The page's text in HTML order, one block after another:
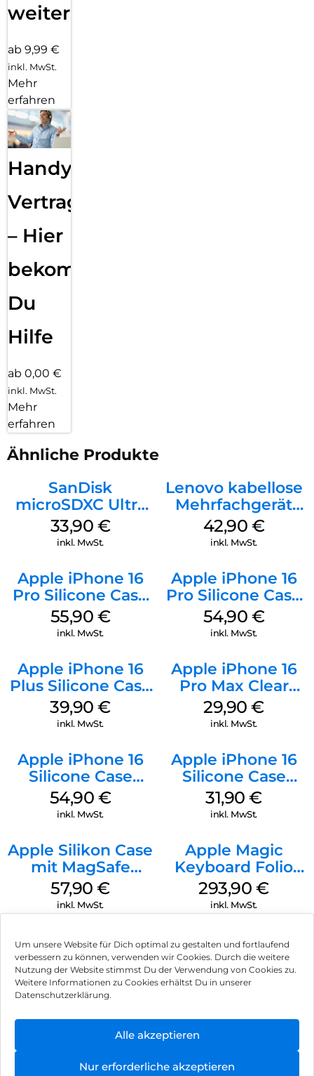
Um unsere Website für Dich optimal zu gestalten und fortlaufend
verbessern zu können, verwenden wir Cookies. Durch die weitere
Nutzung der Website stimmst Du der Verwendung von Cookies zu.
Weitere Informationen zu Cookies erhältst Du in unserer
Datenschutzerklärung.
Alle akzeptieren
Nur erforderliche akzeptieren
weiter
ab 9,99 €
inkl. MwSt.
Mehr
erfahren
Handy
Vertragsabwicklung
– Hier
bekommst
Du
Hilfe
ab 0,00 €
inkl. MwSt.
Mehr
erfahren
Ähnliche Produkte
SanDisk
microSDXC Ultra
128 GB + Adapter
Mobile
33,90 €
inkl. MwSt.
Lenovo kabellose
Mehrfachgerät
Luna Grey
42,90 €
inkl. MwSt.
Apple iPhone 16
Pro Silicone Case
MagSafe Stone
Gray
55,90 €
inkl. MwSt.
Apple iPhone 16
Pro Silicone Case
MagSafe Black
54,90 €
inkl. MwSt.
Apple iPhone 16
Plus Silicone Case
MagSafe Plum
39,90€
inkl. MwSt.
Apple iPhone 16
Pro Max Clear
Case MagSafe
Transparent
29,90€
inkl. MwSt.
Apple iPhone 16
Silicone Case
MagSafe Lake
Green
54,90 €
inkl. MwSt.
Apple iPhone 16
Silicone Case
MagSafe Fuchsia
31,90€
inkl. MwSt.
Apple Silikon Case
mit MagSafe
iPhone 14 Pro
(PRODUCT)RED
57,90€
inkl. MwSt.
Apple Magic
Keyboard Folio
iPad 10.9″ (10.Gen.)
Weiß
293,90€
inkl. MwSt.
Impressum